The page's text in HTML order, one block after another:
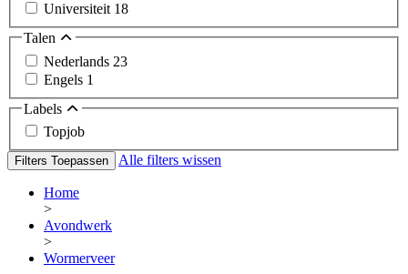
Universiteit 18
Talen
Nederlands 23
Engels 1
Labels
Topjob
Filters Toepassen Alle filters wissen
Home
>
Avondwerk
>
Wormerveer